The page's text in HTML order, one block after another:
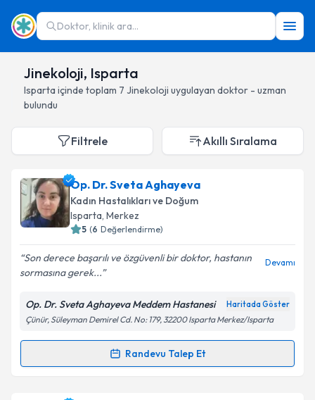
Doktor, klinik ara...
Jinekoloji, Isparta
Isparta içinde toplam 7 Jinekoloji uygulayan doktor - uzman
bulundu
Filtrele Akıllı Sıralama
Op. Dr. Sveta Aghayeva
Kadın Hastalıkları ve Doğum
Isparta, Merkez
5 (6 Değerlendirme)
Son derece başarılı ve özgüvenli bir doktor, hastanın
sormasına gerek...
Devamı
Op. Dr. Sveta Aghayeva Meddem Hastanesi Haritada Göster
Çünür, Süleyman Demirel Cd. No: 179, 32200 Isparta Merkez/Isparta
Randevu Talep Et
Randevu Takvimi Talebi